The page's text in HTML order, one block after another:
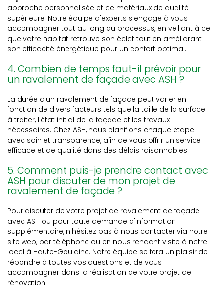
approche personnalisée et de matériaux de qualité
supérieure. Notre équipe d'experts s'engage à vous
accompagner tout au long du processus, en veillant à ce
que votre habitat retrouve son éclat tout en améliorant
son efficacité énergétique pour un confort optimal.
4. Combien de temps faut-il prévoir pour
un ravalement de façade avec ASH ?
La durée d'un ravalement de façade peut varier en
fonction de divers facteurs tels que la taille de la surface
à traiter, l'état initial de la façade et les travaux
nécessaires. Chez ASH, nous planifions chaque étape
avec soin et transparence, afin de vous offrir un service
efficace et de qualité dans des délais raisonnables.
5. Comment puis-je prendre contact avec
ASH pour discuter de mon projet de
ravalement de façade ?
Pour discuter de votre projet de ravalement de façade
avec ASH ou pour toute demande d'information
supplémentaire, n'hésitez pas à nous contacter via notre
site web, par téléphone ou en nous rendant visite à notre
local à Haute-Goulaine. Notre équipe se fera un plaisir de
répondre à toutes vos questions et de vous
accompagner dans la réalisation de votre projet de
rénovation.